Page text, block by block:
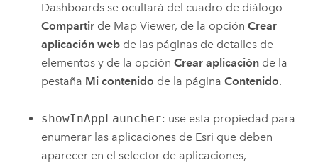
Dashboards se ocultará del cuadro de diálogo
Compartir de Map Viewer, de la opciónCrear
aplicación web de las páginas de detalles de
elementos y de la opciónCrear aplicación de la
pestaña Mi contenido de la páginaContenido.
showInAppLauncher: use esta propiedad para
enumerar las aplicaciones de Esri que deben
aparecer en el selector de aplicaciones,